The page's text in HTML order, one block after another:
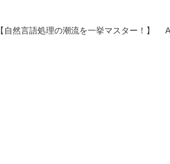
【自然言語処理の潮流を一挙マスター！】